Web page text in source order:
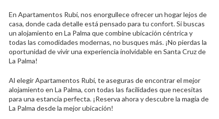
En Apartamentos Rubí, nos enorgullece ofrecer un hogar lejos de
casa, donde cada detalle está pensado para tu confort. Si buscas
un alojamiento en La Palma que combine ubicación céntrica y
todas las comodidades modernas, no busques más. ¡No pierdas la
oportunidad de vivir una experiencia inolvidable en Santa Cruz de
La Palma!
Al elegir Apartamentos Rubí, te aseguras de encontrar el mejor
alojamiento en La Palma, con todas las facilidades que necesitas
para una estancia perfecta. ¡Reserva ahora y descubre la magia de
La Palma desde la mejor ubicación!